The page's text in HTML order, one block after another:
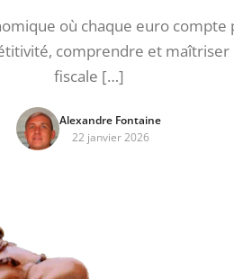
où chaque euro compte
comprendre et maîtriser
fiscale […]
Alexandre Fontaine
22 janvier 2026